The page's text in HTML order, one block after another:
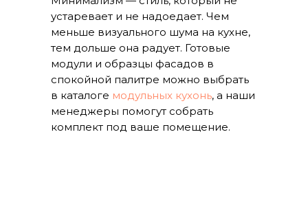
устаревает и не надоедает. Чем
меньше визуального шума на кухне,
тем дольше она радует. Готовые
модули и образцы фасадов в
спокойной палитре можно выбрать
в каталоге модульных кухонь, а наши
менеджеры помогут собрать
комплект под ваше помещение.